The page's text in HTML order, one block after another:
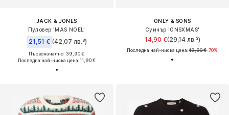
JACK & JONES
Пуловер 'MAS NOEL'
21,51 € (42,07 лв.³)
Първоначално: 39,90 €
Последна най-ниска цена:11,90 €
ONLY & SONS
Суичър 'ONSXMAS'
14,90 €(29,14 лв.³)
Последна най-ниска цена:49,90 €-70%